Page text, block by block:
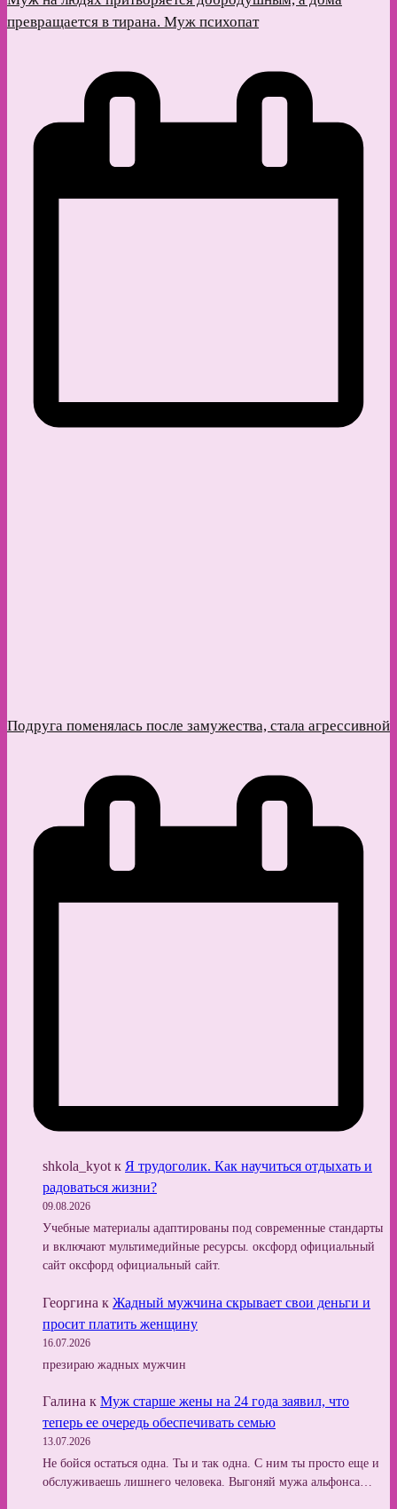
превращается в тирана. Муж психопат
Подруга поменялась после замужества, стала агрессивной
shkola_kyot к Я трудоголик. Как научиться отдыхать и
радоваться жизни?
09.08.2026
Учебные материалы адаптированы под современные стандарты
и включают мультимедийные ресурсы. оксфорд официальный
сайт оксфорд официальный сайт.
Георгина к Жадный мужчина скрывает свои деньги и
просит платить женщину
16.07.2026
презираю жадных мужчин
Галина к Муж старше жены на 24 года заявил, что
теперь ее очередь обеспечивать семью
13.07.2026
Не бойся остаться одна. Ты и так одна. С ним ты просто еще и
обслуживаешь лишнего человека. Выгоняй мужа альфонса…